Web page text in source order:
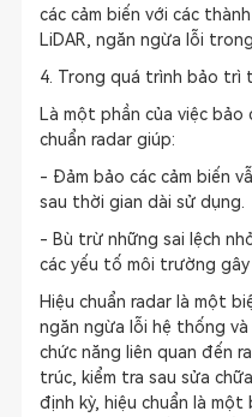
các cảm biến với các
LiDAR, ngăn ngừa lỗi
4. Trong quá trình bảo trì
Là một phần của việc
chuẩn radar giúp:
- Đảm bảo các cảm biến
sau thời gian dài sử dụng.
- Bù trừ những sai lệch
các yếu tố môi trường gây
Hiệu chuẩn radar là một
ngăn ngừa lỗi hệ thống
chức năng liên quan đến
trúc, kiểm tra sau sửa
định kỳ, hiệu chuẩn là